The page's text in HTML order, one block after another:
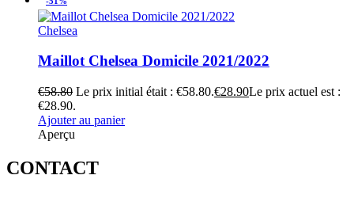
Chelsea
Maillot Chelsea Domicile 2021/2022
€58.80 Le prix initial était : €58.80.€28.90Le prix actuel est :
€28.90.
Ajouter au panier
Aperçu
CONTACT